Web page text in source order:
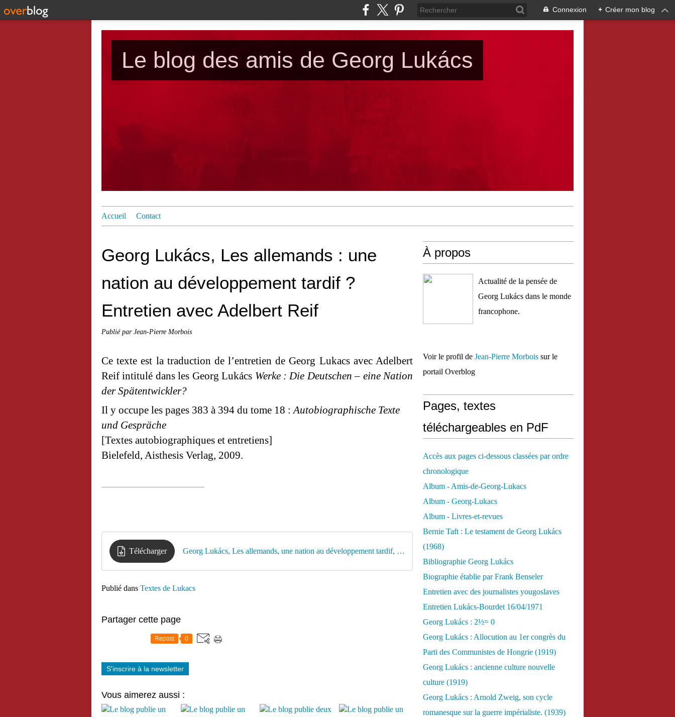
Connexion + Créer mon blog
Le blog des amis de Georg Lukács
Accueil Contact
Georg Lukács, Les allemands : une
nation au développement tardif ?
Entretien avec Adelbert Reif
Publié par Jean-Pierre Morbois
Ce texte est la traduction de l’entretien de Georg Lukacs avec Adelbert
Reif intitulé dans les Georg Lukács Werke : Die Deutschen – eine Nation
der Spätentwickler?
Il y occupe les pages 383 à 394 du tome 18 :Autobiographische Texte
und Gespräche
[Textes autobiographiques et entretiens]
Bielefeld, Aisthesis Verlag, 2009.
Télécharger Georg Lukács, Les allemands, une nation au développement tardif, entretien ave Adelbert Reif (1969)
Publié dans Textes de Lukacs
Partager cette page
Repost 0
S'inscrire à la newsletter
Vous aimerez aussi :
À propos
Actualité de la pensée de
Georg Lukács dans le monde
francophone.
Voir le profil de Jean-Pierre Morbois sur le
portail Overblog
Pages, textes
téléchargeables en PdF
Accès aux pages ci-dessous classées par ordre
chronologique
Album - Amis-de-Georg-Lukacs
Album - Georg-Lukacs
Album - Livres-et-revues
Bernie Taft : Le testament de Georg Lukács
(1968)
Bibliographie Georg Lukács
Biographie établie par Frank Benseler
Entretien avec des journalistes yougoslaves
Entretien Lukács-Bourdet 16/04/1971
Georg Lukács : 2½= 0
Georg Lukács : Allocution au 1er congrès du
Parti des Communistes de Hongrie (1919)
Georg Lukács : ancienne culture nouvelle
culture (1919)
Georg Lukács : Arnold Zweig, son cycle
romanesque sur la guerre impérialiste. (1939)